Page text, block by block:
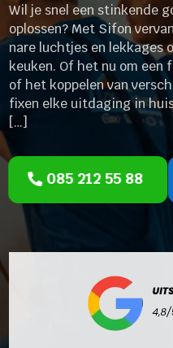
Wil je snel een stinkende
oplossen? Met Sifon
nare luchtjes en lekkages
keuken. Of het nu om
of het koppelen van
fixen elke uitdaging in
[…]
085 212 55 88